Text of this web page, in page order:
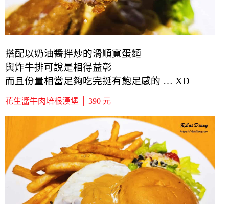
搭配以奶油醬拌炒的滑順寬蛋麵
與炸牛排可說是相得益彰
而且份量相當足夠吃完挺有飽足感的 … XD
花生醬牛肉培根漢堡 │ 390 元